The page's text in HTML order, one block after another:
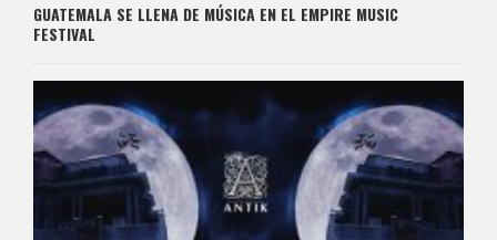
GUATEMALA SE LLENA DE MÚSICA EN EL EMPIRE MUSIC
FESTIVAL